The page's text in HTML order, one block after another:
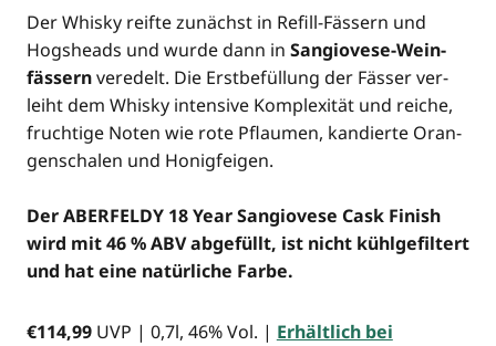
Der Whis­ky reif­te zunächst in Refill-Fäs­sern und
Hogs­heads und wur­de dann in San­gio­ve­se-Wein­
fäs­sernver­edelt. Die Erst­be­fül­lung der Fäs­ser ver­
leiht dem Whis­ky inten­si­ve Kom­ple­xi­tät und rei­che,
fruch­ti­ge Noten wie rote Pflau­men, kan­dier­te Oran­
gen­scha­len und Honig­fei­gen.
Der ABERFELDY 18 Year San­gio­ve­se Cask Finish
wird mit 46 % ABV abge­füllt, ist nicht kühl­ge­fil­tert
und hat eine natür­li­che Farbe.
€114,99UVP | 0,7l, 46% Vol. | Erhält­lich bei